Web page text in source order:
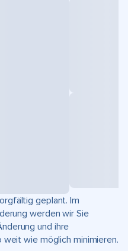
geplant. Im
werden wir Sie
und ihre
weit wie möglich minimieren.